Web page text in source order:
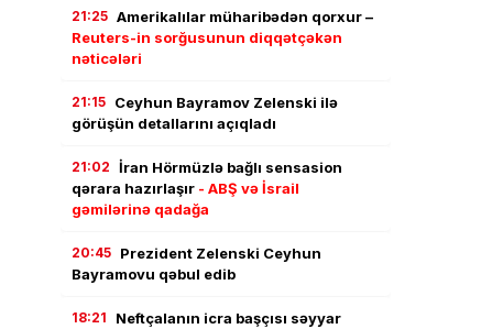
21:25 Amerikalılar müharibədən qorxur –
Reuters-in sorğusunun diqqətçəkən
nəticələri
21:15 Ceyhun Bayramov Zelenski ilə
görüşün detallarını açıqladı
21:02 İran Hörmüzlə bağlı sensasion
qərara hazırlaşır - ABŞ və İsrail
gəmilərinə qadağa
20:45 Prezident Zelenski Ceyhun
Bayramovu qəbul edib
18:21
Neftçalanın icra başçısı səyyar